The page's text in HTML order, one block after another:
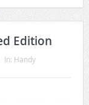
Edition
In: Handy